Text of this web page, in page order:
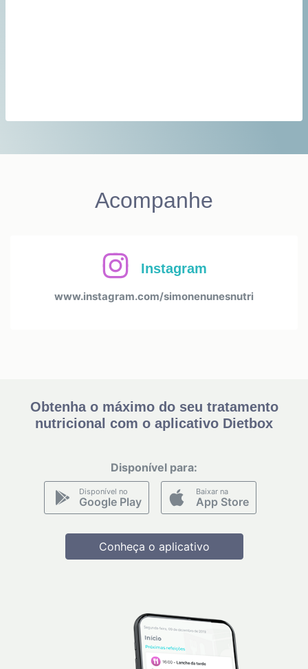
Acompanhe
Instagram
www.instagram.com/simonenunesnutri
Obtenha o máximo do seu tratamento
nutricional com o aplicativo Dietbox
Disponível para:
Disponível no
Google Play
Baixar na
App Store
Conheça o aplicativo